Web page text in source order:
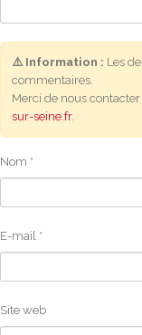
⚠️ Information : Les
commentaires.
Merci de nous
sur-seine.fr.
Nom *
E-mail *
Site web